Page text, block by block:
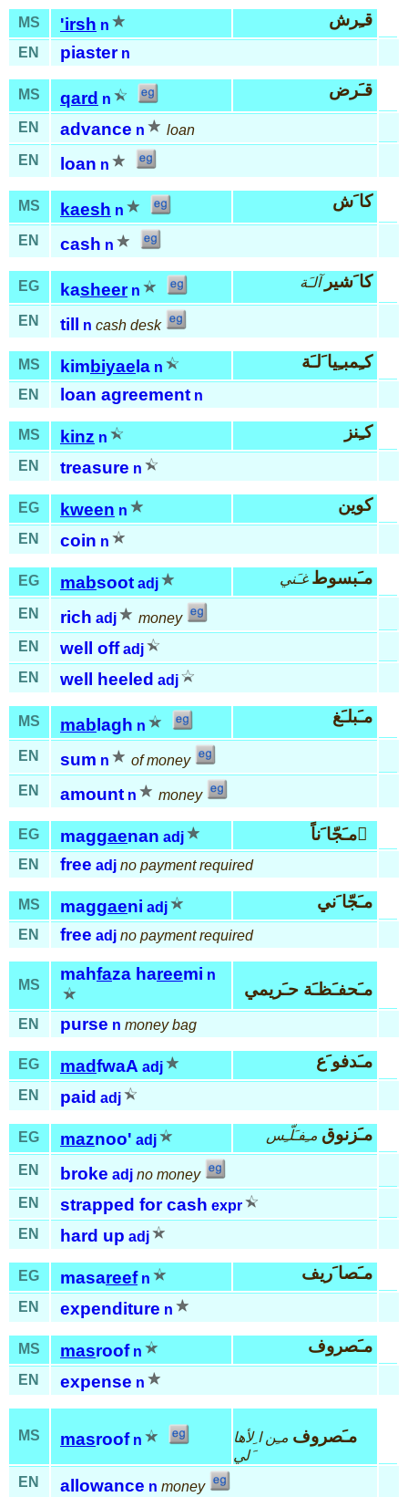
MS 'irsh n قـِرش
EN piaster n
MS qard n قـَرض
EN advance n
loan
EN
loan n
MS kaesh n كا َش
EN cash n
EG kasheer n كا َشير آلـَة
EN till n cash desk
MS kimbiyae la n كـِمبـِيا َلـَة
EN loan agreement n
MS kinz n كـِنز
EN treasure n
EG kween n كوين
EN coin n
EG mabsoot adj مـَبسوط غـَني
EN rich adj
money
EN
well off adj
EN
well heeled adj
MS mab lagh n مـَبلـَغ
EN sum n
of money
EN
amount n money
EG maggaenan adj مـَجّا َناً َ
EN free adj no payment required
MS maggaeni adj مـَجّا َني
EN free adj no payment required
MS
mahfaza hareemi n
مـَحفـَظـَة حـَريمي
EN purse n money bag
EG madfwaA adj مـَدفو َع
EN paid adj
EG maznoo' adj مـَزنوق مـِفـَلّـِس
EN broke adj no money
EN
strapped for cash expr
EN
hard up adj
EG masareef n مـَصا َريف
EN expenditure n
MS masroof n مـَصروف
EN expense n
MS masroof n مـَصروف مـِن ا ِلأها
َلي
EN
allowance n money